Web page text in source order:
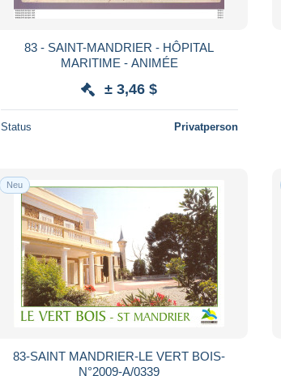
83 - SAINT-MANDRIER - HÔPITAL
MARITIME - ANIMÉE
± 3,46 $
Status Privatperson
Neu
83-SAINT MANDRIER-LE VERT BOIS-
N°2009-A/0339